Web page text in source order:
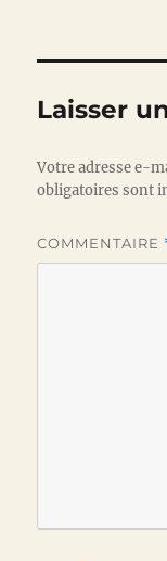
Laisser
Votre adresse e-
obligatoires sont
COMMENTAIRE